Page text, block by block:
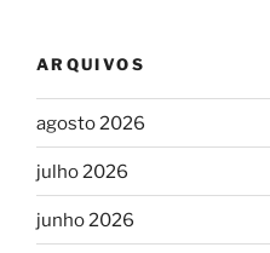
ARQUIVOS
agosto 2026
julho 2026
junho 2026